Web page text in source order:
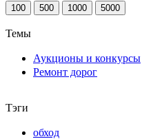
100 500 1000 5000
Темы
Аукционы и конкурсы
Ремонт дорог
Тэги
обход